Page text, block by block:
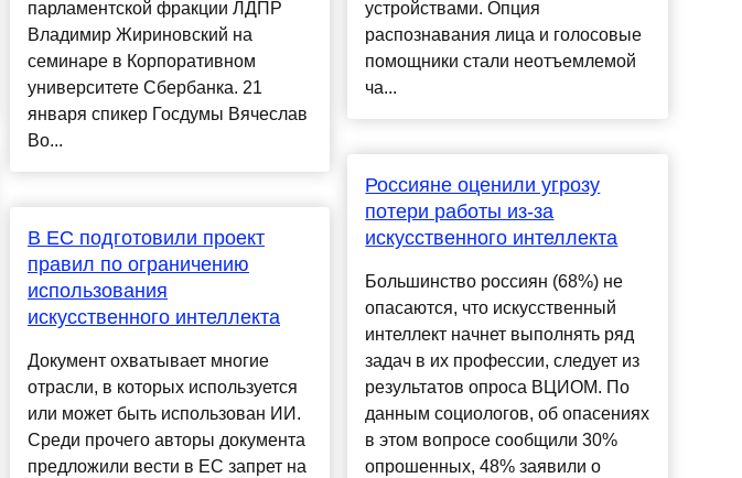
парламентской фракции ЛДПР
Владимир Жириновский на
семинаре в Корпоративном
университете Сбербанка. 21
января спикер Госдумы Вячеслав
Во...
В ЕС подготовили проект
правил по ограничению
использования
искусственного интеллекта
Документ охватывает многие
отрасли, в которых используется
или может быть использован ИИ.
Среди прочего авторы документа
предложили вести в ЕС запрет на
устройствами. Опция
распознавания лица и голосовые
помощники стали неотъемлемой
ча...
Россияне оценили угрозу
потери работы из-за
искусственного интеллекта
Большинство россиян (68%) не
опасаются, что искусственный
интеллект начнет выполнять ряд
задач в их профессии, следует из
результатов опроса ВЦИОМ. По
данным социологов, об опасениях
в этом вопросе сообщили 30%
опрошенных, 48% заявили о